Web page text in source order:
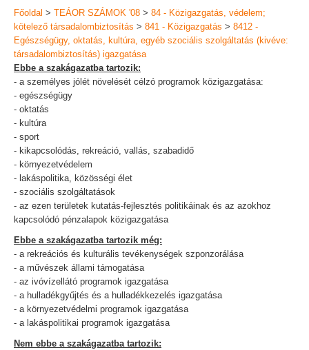
KAPCSOLAT
IRODÁK
Főoldal > TEÁOR SZÁMOK '08 > 84 - Közigazgatás, védelem;
kötelező társadalombiztosítás > 841 - Közigazgatás > 8412 -
Egészségügy, oktatás, kultúra, egyéb szociális szolgáltatás (kivéve:
társadalombiztosítás) igazgatása
Ebbe a szakágazatba tartozik:
- a személyes jólét növelését célzó programok közigazgatása:
- egészségügy
- oktatás
- kultúra
- sport
- kikapcsolódás, rekreáció, vallás, szabadidő
- környezetvédelem
- lakáspolitika, közösségi élet
- szociális szolgáltatások
- az ezen területek kutatás-fejlesztés politikáinak és az azokhoz
kapcsolódó pénzalapok közigazgatása
Ebbe a szakágazatba tartozik még:
- a rekreációs és kulturális tevékenységek szponzorálása
- a művészek állami támogatása
- az ivóvízellátó programok igazgatása
- a hulladékgyűjtés és a hulladékkezelés igazgatása
- a környezetvédelmi programok igazgatása
- a lakáspolitikai programok igazgatása
Nem ebbe a szakágazatba tartozik: